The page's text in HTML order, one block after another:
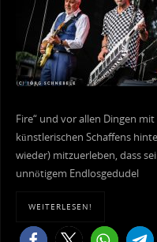
Fire“ und vor allen Dingen
künstlerischen Schaffens
wieder) mitzuerleben, dass
unnötigem Endlosgedudel
WEITERLESEN!